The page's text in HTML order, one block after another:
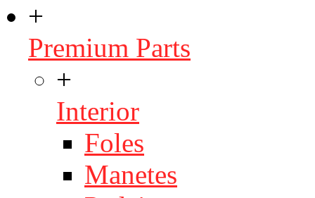
+
Premium Parts
+
Interior
Foles
Manetes